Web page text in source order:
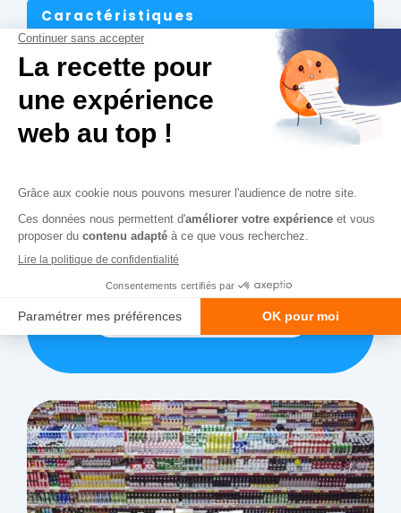
Caractéristiques
L'actualité du rayonnage
de magasins
Toutes nos actualités